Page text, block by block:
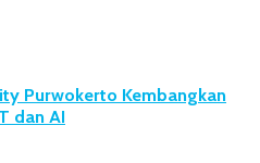
Purwokerto Kembangkan
dan AI